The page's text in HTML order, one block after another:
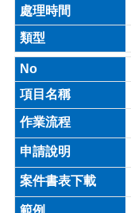
h
隱
私
權
政
策
政
府
網
站